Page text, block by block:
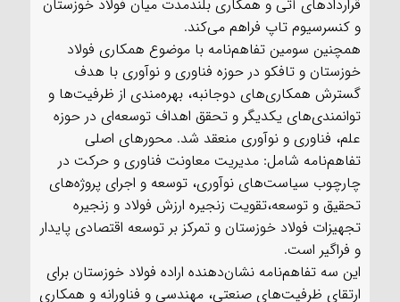
قراردادهای آتی و همکاری بلندمدت میان فولاد خوزستان
و کنسرسیوم تاپ فراهم می‌کند.
همچنین سومین تفاهم‌نامه با موضوع همکاری فولاد
خوزستان و تافکو در حوزه فناوری و نوآوری با هدف
گسترش همکاری‌های دوجانبه، بهره‌مندی از ظرفیت‌ها و
توانمندی‌های یکدیگر و تحقق اهداف توسعه‌ای در حوزه
علم، فناوری و نوآوری منعقد شد. محورهای اصلی
تفاهم‌نامه شامل: مدیریت معاونت فناوری و حرکت در
چارچوب سیاست‌های نوآوری، توسعه و اجرای پروژه‌های
تحقیق و توسعه،تقویت زنجیره ارزش فولاد و زنجیره
تجهیزات فولاد خوزستان و تمرکز بر توسعه اقتصادی پایدار
و فراگیر است.
این سه تفاهم‌نامه نشان‌دهنده اراده فولاد خوزستان برای
ارتقای ظرفیت‌های صنعتی، مهندسی و فناورانه و همکاری